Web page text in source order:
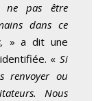
ne pas être
dans ce
» a dit une
« Si
renvoyer ou
Nous